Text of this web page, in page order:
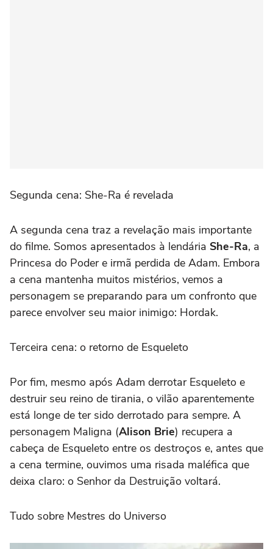
Segunda cena: She-Ra é revelada
A segunda cena traz a revelação mais importante
do filme. Somos apresentados à lendária She-Ra, a
Princesa do Poder e irmã perdida de Adam. Embora
a cena mantenha muitos mistérios, vemos a
personagem se preparando para um confronto que
parece envolver seu maior inimigo: Hordak.
Terceira cena: o retorno de Esqueleto
Por fim, mesmo após Adam derrotar Esqueleto e
destruir seu reino de tirania, o vilão aparentemente
está longe de ter sido derrotado para sempre. A
personagem Maligna (Alison Brie) recupera a
cabeça de Esqueleto entre os destroços e, antes que
a cena termine, ouvimos uma risada maléfica que
deixa claro: o Senhor da Destruição voltará.
Tudo sobre Mestres do Universo